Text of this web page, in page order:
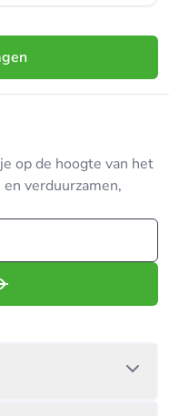
op de hoogte van het
verduurzamen,